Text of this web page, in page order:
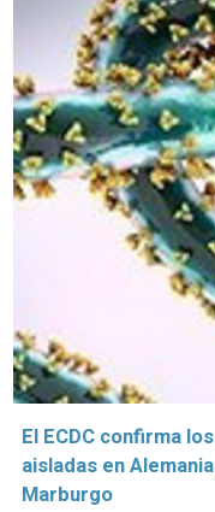
El ECDC confirma
aisladas en
Marburgo